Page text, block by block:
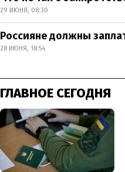
29 ИЮНЯ, 08:30
Россияне должны
28 ИЮНЯ, 18:54
ГЛАВНОЕ СЕГОДНЯ